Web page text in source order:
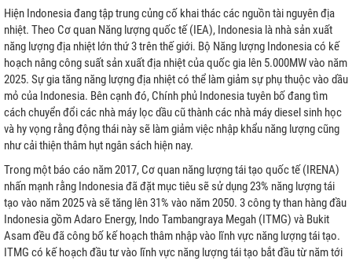
MẶT TRỜI
Hiện Indonesia đang tập trung củng cố khai thác các nguồn tài nguyên địa
nhiệt. Theo Cơ quan Năng lượng quốc tế (IEA), Indonesia là nhà sản xuất
năng lượng địa nhiệt lớn thứ 3 trên thế giới. Bộ Năng lượng Indonesia có kế
hoạch nâng công suất sản xuất địa nhiệt của quốc gia lên 5.000MW vào năm
2025. Sự gia tăng năng lượng địa nhiệt có thể làm giảm sự phụ thuộc vào dầu
mỏ của Indonesia. Bên cạnh đó, Chính phủ Indonesia tuyên bố đang tìm
cách chuyển đổi các nhà máy lọc dầu cũ thành các nhà máy diesel sinh học
và hy vọng rằng động thái này sẽ làm giảm việc nhập khẩu năng lượng cũng
như cải thiện thâm hụt ngân sách hiện nay.
Trong một báo cáo năm 2017, Cơ quan năng lượng tái tạo quốc tế (IRENA)
nhấn mạnh rằng Indonesia đã đặt mục tiêu sẽ sử dụng 23% năng lượng tái
tạo vào năm 2025 và sẽ tăng lên 31% vào năm 2050. 3 công ty than hàng đầu
Indonesia gồm Adaro Energy, Indo Tambangraya Megah (ITMG) và Bukit
Asam đều đã công bố kế hoạch thâm nhập vào lĩnh vực năng lượng tái tạo.
ITMG có kế hoạch đầu tư vào lĩnh vực năng lượng tái tạo bắt đầu từ năm tới